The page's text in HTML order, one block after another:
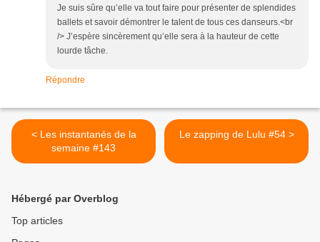
Je suis sûre qu’elle va tout faire pour présenter de splendides
ballets et savoir démontrer le talent de tous ces danseurs.<br
/> J’espère sincèrement qu’elle sera à la hauteur de cette
lourde tâche.
Répondre
< Les instantanés de la
semaine #143
Le zapping de Lulu #54 >
Hébergé par Overblog
Top articles